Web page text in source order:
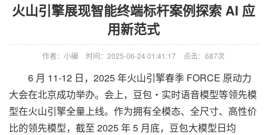
火山引擎展现智能终端标杆案例探索 AI 应
用新范式
作者：小编 时间：2025-06-24 01:41:17 点击： 687次
6 月 11-12 日，2025 年火山引擎春季 FORCE 原动力
大会在北京成功举办。会上，豆包・实时语音模型等领先模
型在火山引擎全量上线。作为拥有全模态、全尺寸、高性价
比的领先模型，截至 2025 年 5 月底，豆包大模型日均